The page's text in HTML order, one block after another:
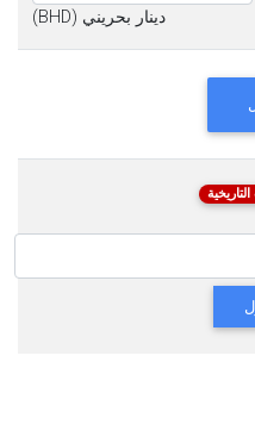
دينار بحريني (BHD)